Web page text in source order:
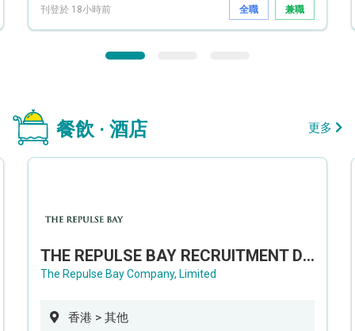
刊登於 18小時前 全職 兼職
餐飲 · 酒店 更多
THE REPULSE BAY RECRUITMENT DAY 淺水灣影灣園人才招聘會
The Repulse Bay Company, Limited
香港 > 其他